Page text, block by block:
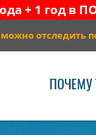
+ 1 год в
отследить
ПОЧЕМУ